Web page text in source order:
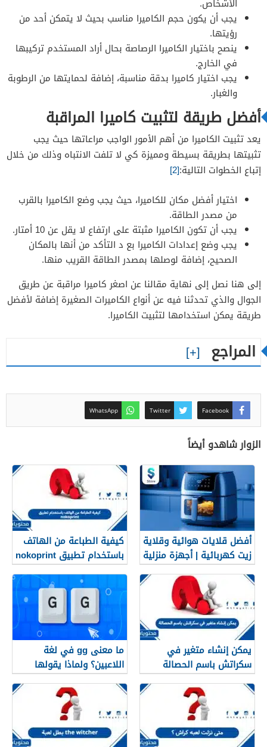
الأشخاص.
يجب أن يكون حجم الكاميرا مناسب بحيث لا يتمكن أحد من
رؤيتها.
ينصح باختيار الكاميرا الرصاصة بحال أراد المستخدم تركيبها
في الخارج.
يجب اختيار كاميرا بدقة مناسبة، إضافة لحمايتها من الرطوبة
والغبار.
أفضل طريقة لتثبيت كاميرا المراقبة
يعد تثبيت الكاميرا من أهم الأمور الواجب مراعاتها حيث يجب
تثبيتها بطريقة بسيطة ومميزة كي لا تلفت الانتباه وذلك من خلال
إتباع الخطوات التالية:[2]
اختيار أفضل مكان للكاميرا، حيث يجب وضع الكاميرا بالقرب
من مصدر الطاقة.
يجب أن تكون الكاميرا مثبتة على ارتفاع لا يقل عن 10 أمتار.
يجب وضع إعدادات الكاميرا بع د التأكد من أنها بالمكان
الصحيح، إضافة لوصلها بمصدر الطاقة القريب منها.
إلى هنا نصل إلى نهاية مقالنا عن اصغر كاميرا مراقبة عن طريق
الجوال والذي تحدثنا فيه عن أنواع الكاميرات الصغيرة إضافة لأفضل
طريقة يمكن استخدامها لتثبيت الكاميرا.
المراجع
Facebook
Twitter
WhatsApp
الزوار شاهدو أيضاً
أفضل قلايات هوائية وقلاية
زيت كهربائية | أجهزة منزلية
حديثة – متجر سمارت ستور
كيفية الطباعة من الهاتف
باستخدام تطبيق nokoprint
يمكن إنشاء متغير في
سكراتش باسم الحصالة
ما معنى gg في لغة
اللاعبين؟ ولماذا يقولها
اللاعبون دائمًا؟